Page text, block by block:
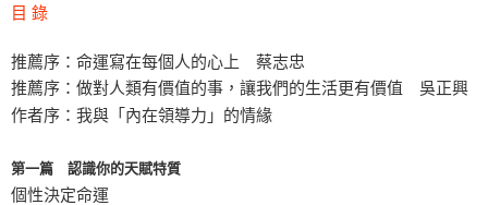
目 錄
推薦序：命運寫在每個人的心上 蔡志忠
推薦序：做對人類有價值的事，讓我們的生活更有價值 吳正興
作者序：我與「內在領導力」的情緣
第一篇 認識你的天賦特質
個性決定命運